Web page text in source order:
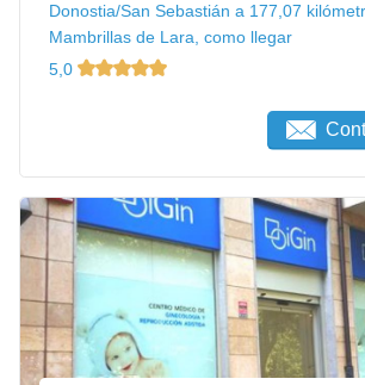
Donostia/San Sebastián a 177,07
Mambrillas de Lara, como llegar
5,0